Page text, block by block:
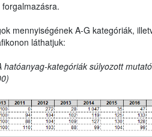
mennyiségének A-G kategóriák,
láthatjuk:
hatóanyag-kategóriák súlyozott